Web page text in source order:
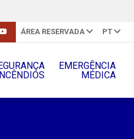
ÁREA RESERVADA PT
EMERGÊNCIA
MÉDICA